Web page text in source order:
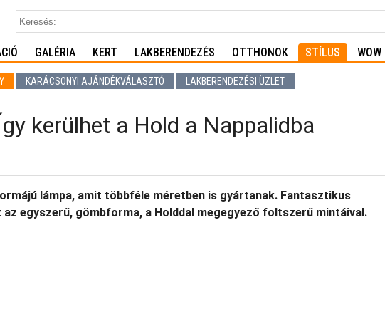
GALÉRIA KERT LAKBERENDEZÉS OTTHONOK STÍLUS WOW
KARÁCSONYI AJÁNDÉKVÁLASZTÓ LAKBERENDEZÉSI ÜZLET
kerülhet a Hold a Nappalidba
lámpa, amit többféle méretben is gyártanak. Fantasztikus
egyszerű, gömbforma, a Holddal megegyező foltszerű mintáival.